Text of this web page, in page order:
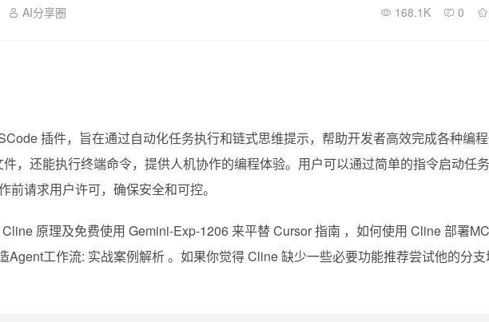
AI分享圈 168.1K 0
插件，旨在通过自动化任务执行和链式思维提示，帮助开发者高效完成各种编
，还能执行终端命令，提供人机协作的编程体验。用户可以通过简单的指令启动任
前请求用户许可，确保安全和可控。
原理及免费使用 Gemini-Exp-1206 来平替 Cursor 指南 ，如何使用 Cline 部署
Agent工作流: 实战案例解析。如果你觉得 Cline 缺少一些必要功能推荐尝试他的分支